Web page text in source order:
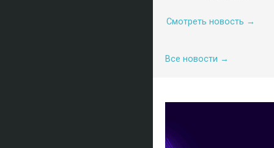
Смотреть новость →
Все новости →